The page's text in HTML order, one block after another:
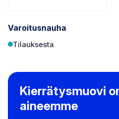
Varoitusnauha
Tilauksesta
Kierrätysmuovi
aineemme